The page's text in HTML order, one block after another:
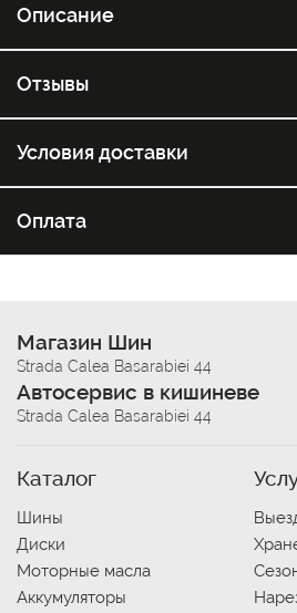
Описание
Отзывы
Условия доставки
Оплата
Магазин Шин
Strada Calea Basarabiei 44
Автосервис в кишиневе
Strada Calea Basarabiei 44
Каталог
Шины
Диски
Моторные масла
Аккумуляторы